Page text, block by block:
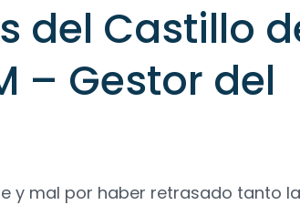
del Castillo
– Gestor del
y mal por haber retrasado tanto